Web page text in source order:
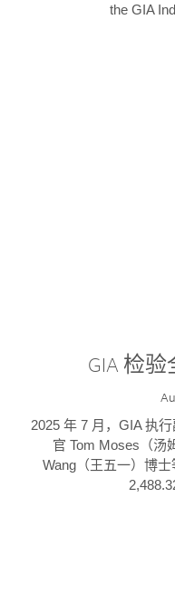
the GIA
GIA 检
2025 年 7 月，GIA 执
官 Tom Moses（汤
Wang（王五一）博